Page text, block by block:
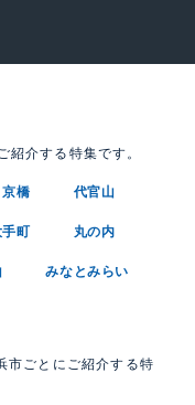
紹介する特集です。
京橋 代官山
手町 丸の内
みなとみらい
市ごとにご紹介する特